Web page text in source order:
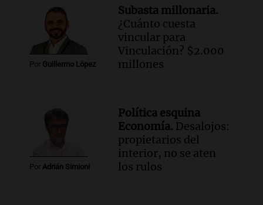
Por Guillermo López
Subasta millonaria.
¿Cuánto cuesta
vincular para
Vinculación? $2.000
millones
Por Adrián Simioni
Política esquina
Economía. Desalojos:
propietarios del
interior, no se aten
los rulos